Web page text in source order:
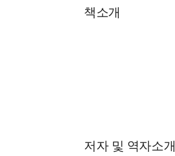
책소개
저자 및 역자소개